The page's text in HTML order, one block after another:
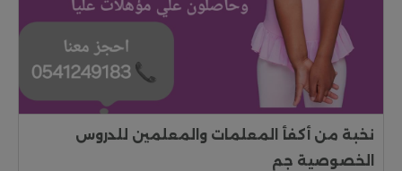
نخبة من أكفأ المعلمات والمعلمين للدروس
الخصوصية جم